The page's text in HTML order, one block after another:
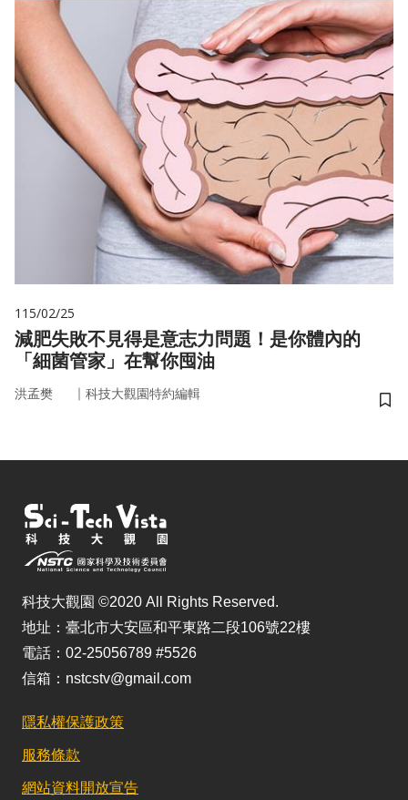
115/02/25
減肥失敗不見得是意志力問題！是你體內的
「細菌管家」在幫你囤油
洪孟樊 ｜ 科技大觀園特約編輯
儲
科技大觀園 ©2020 All Rights Reserved.
地址：臺北市大安區和平東路二段106號22樓
電話：02-25056789 #5526
信箱：nstcstv@gmail.com
隱私權保護政策
服務條款
網站資料開放宣告